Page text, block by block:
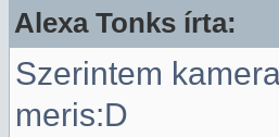
Alexa Tonks írta:
Szerintem
meris:D